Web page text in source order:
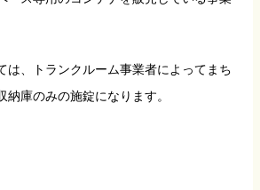
は、トランクルーム事業者によってまち
納庫のみの施錠になります。